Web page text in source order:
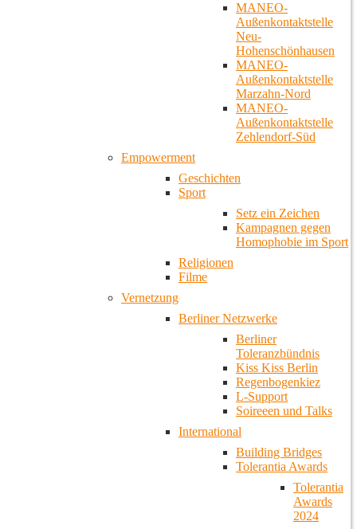
MANEO-
Außenkontaktstelle
Neu-
Hohenschönhausen
MANEO-
Außenkontaktstelle
Marzahn-Nord
MANEO-
Außenkontaktstelle
Zehlendorf-Süd
Empowerment
Geschichten
Sport
Setz ein Zeichen
Kampagnen gegen
Homophobie im Sport
Religionen
Filme
Vernetzung
Berliner Netzwerke
Berliner
Toleranzbündnis
Kiss Kiss Berlin
Regenbogenkiez
L-Support
Soireeen und Talks
International
Building Bridges
Tolerantia Awards
Tolerantia
Awards
2024